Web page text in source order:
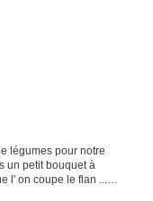
légumes pour notre
un petit bouquet à
l' on coupe le flan ...